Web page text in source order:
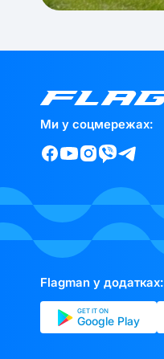
Ми у соцмережах:
Flagman у додатках:
GET IT ON
Google Play